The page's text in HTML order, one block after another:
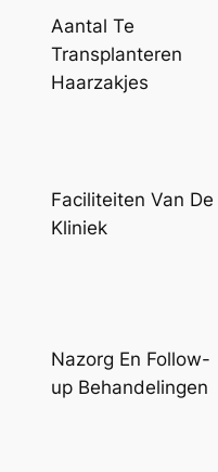
Aantal Te
Transplanteren
Haarzakjes
Faciliteiten Van De
Kliniek
Nazorg En Follow-
up Behandelingen